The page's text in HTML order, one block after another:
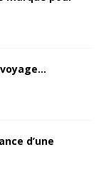
d’une